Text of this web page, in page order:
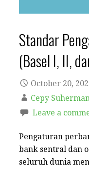
Standar
(Basel I, II,
October 20,
Cepy Suherman
Leave a
Pengaturan
bank sentral dan
seluruh dunia